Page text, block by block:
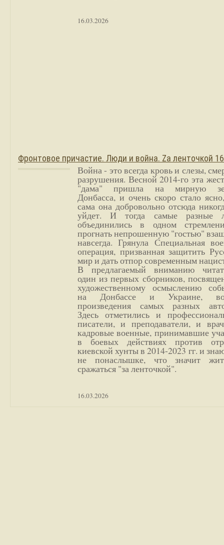
16.03.2026
Фронтовое причастие. Люди и война. Zа ленточкой
Война - это всегда кровь и слезы,
разрушения. Весной 2014-го эта
"дама" пришла на мирную
Донбасса, и очень скоро стало
сама она добровольно отсюда
уйдет. И тогда самые разные
объединились в одном
прогнать непрошенную "гостью"
навсегда. Грянула Специальная
операция, призванная защитить
мир и дать отпор современным
В предлагаемый вниманию
один из первых сборников,
художественному осмыслению
на Донбассе и Украине,
произведения самых разных
Здесь отметились и
писатели, и преподаватели, и
кадровые военные, принимавшие
в боевых действиях против
киевской хунты в 2014-2023 гг. и
не понаслышке, что значит
сражаться "за ленточкой".
16.03.2026